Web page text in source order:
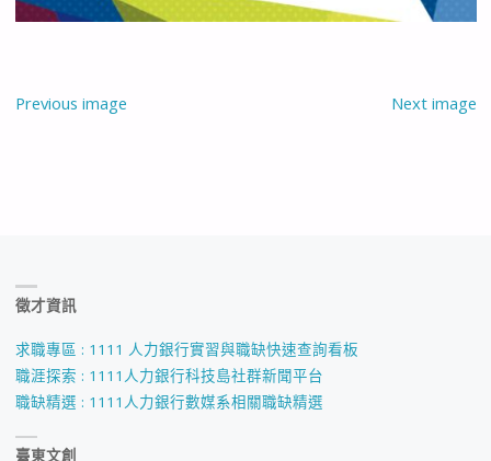
Previous image Next image
徵才資訊
求職專區 : 1111 人力銀行實習與職缺快速查詢看板
職涯探索 : 1111人力銀行科技島社群新聞平台
職缺精選 : 1111人力銀行數媒系相關職缺精選
臺東文創